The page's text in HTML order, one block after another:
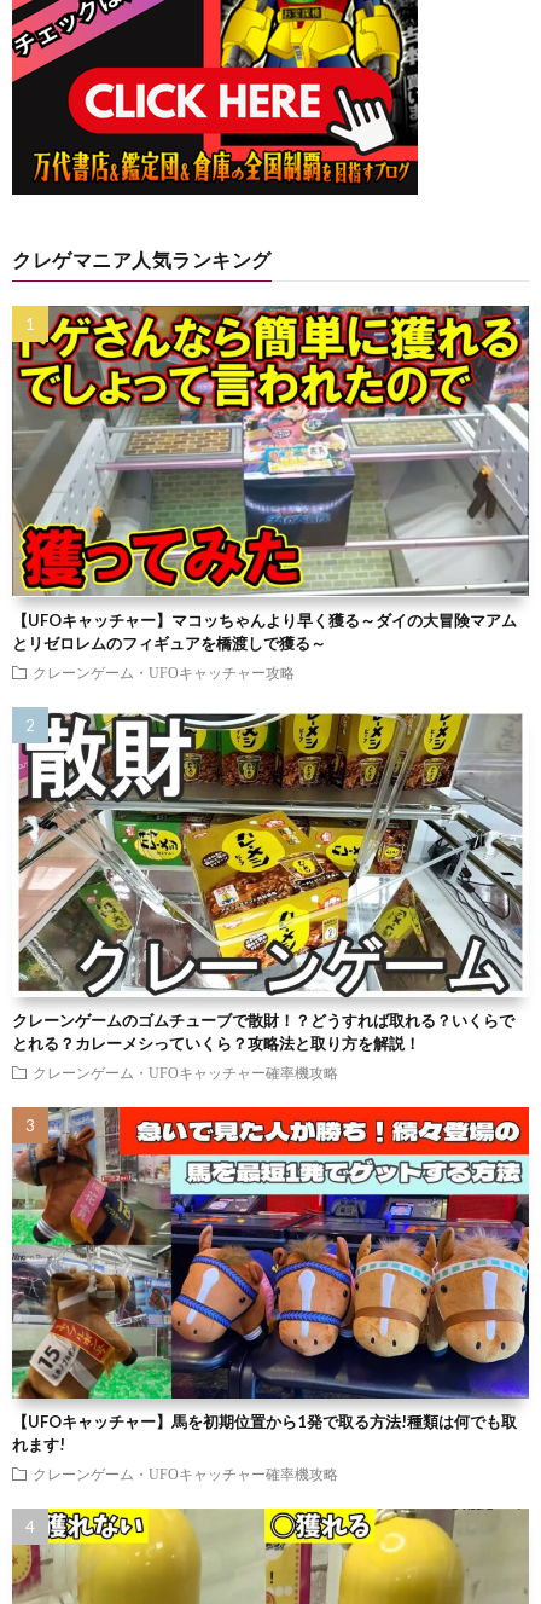
クレゲマニア人気ランキング
【UFOキャッチャー】マコッちゃんより早く獲る～ダイの大冒険マアム
とリゼロレムのフィギュアを橋渡しで獲る～
クレーンゲーム・UFOキャッチャー攻略
クレーンゲームのゴムチューブで散財！？どうすれば取れる？いくらで
とれる？カレーメシっていくら？攻略法と取り方を解説！
クレーンゲーム・UFOキャッチャー確率機攻略
【UFOキャッチャー】馬を初期位置から1発で取る方法!種類は何でも取
れます!
クレーンゲーム・UFOキャッチャー確率機攻略